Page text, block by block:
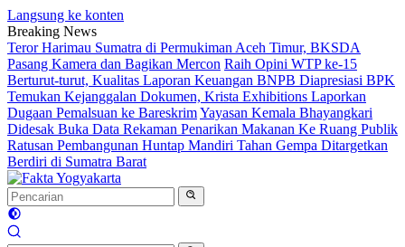
Langsung ke konten
Breaking News
Teror Harimau Sumatra di Permukiman Aceh Timur, BKSDA
Pasang Kamera dan Bagikan Mercon Raih Opini WTP ke-15
Berturut-turut, Kualitas Laporan Keuangan BNPB Diapresiasi BPK
Temukan Kejanggalan Dokumen, Krista Exhibitions Laporkan
Dugaan Pemalsuan ke BareskrimYayasan Kemala Bhayangkari
Didesak Buka Data Rekaman Penarikan Makanan Ke Ruang Publik
Ratusan Pembangunan Huntap Mandiri Tahan Gempa Ditargetkan
Berdiri di Sumatra Barat